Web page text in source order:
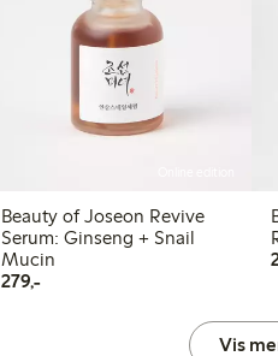
Beauty of Joseon Revive
Serum: Ginseng + Snail
Mucin
279,-279,00 kr
Vis